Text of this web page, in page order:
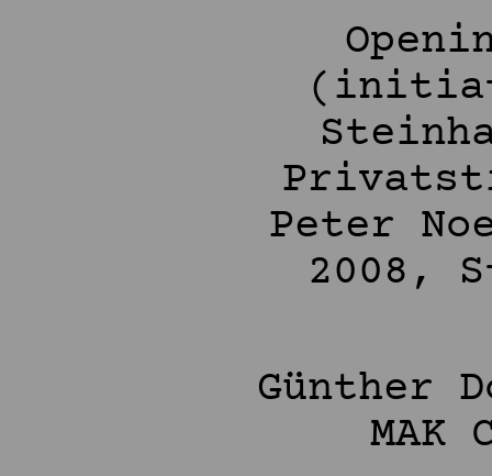
Peter
2008,
Günther
MAK